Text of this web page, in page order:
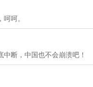
呵。
断，中国也不会崩溃吧！